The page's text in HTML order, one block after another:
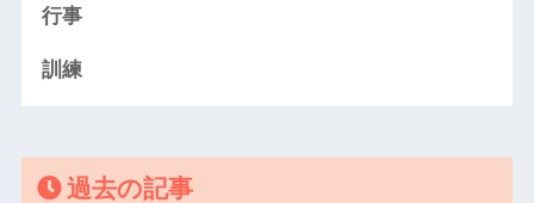
行事
訓練
過去の記事